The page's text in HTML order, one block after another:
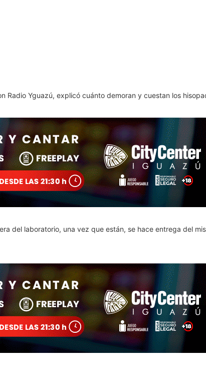
Radio Yguazú, explicó cuánto demoran y cuestan los
del laboratorio, una vez que están, se hace entrega del